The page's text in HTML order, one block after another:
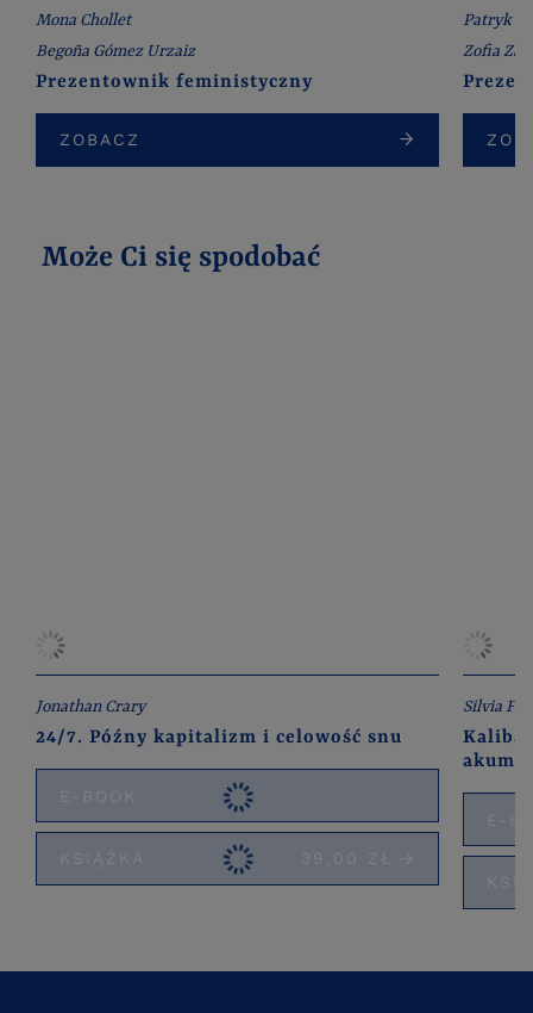
Mona Chollet
Begoña Gómez Urzaiz
Prezentownik feministyczny
ZOBACZ
Patryk
Zofia
Może Ci się spodobać
Jonathan Crary
24/7. Późny kapitalizm i celowość snu
E-BOOK
KSIĄŻKA 39,00 ZŁ
Silvia
E-